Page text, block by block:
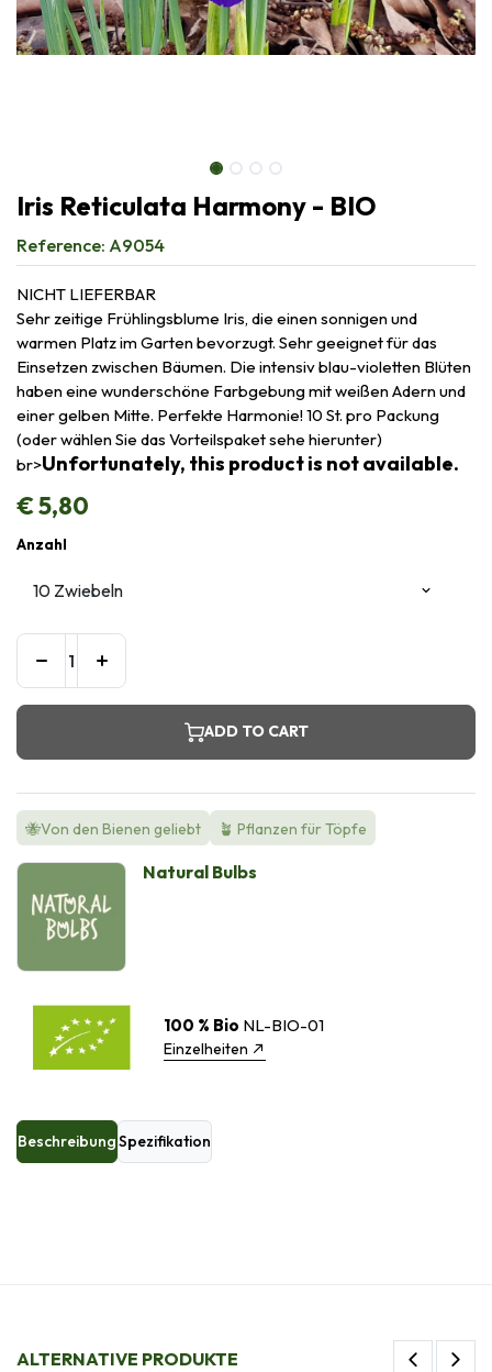
Iris Reticulata Harmony - BIO
Reference: A9054
NICHT LIEFERBAR
Sehr zeitige Frühlingsblume Iris, die einen sonnigen und
warmen Platz im Garten bevorzugt. Sehr geeignet für das
Einsetzen zwischen Bäumen. Die intensiv blau-violetten Blüten
haben eine wunderschöne Farbgebung mit weißen Adern und
einer gelben Mitte. Perfekte Harmonie! 10 St. pro Packung
(oder wählen Sie das Vorteilspaket sehe hierunter)
br>Unfortunately, this product is not available.
€5,80
Anzahl
ADD TO CART
🐝Von den Bienen geliebt 🪴 Pflanzen für Töpfe
Natural Bulbs
100 % Bio NL-BIO-01
Einzelheiten
BeschreibungSpezifikation
ALTERNATIVE PRODUKTE